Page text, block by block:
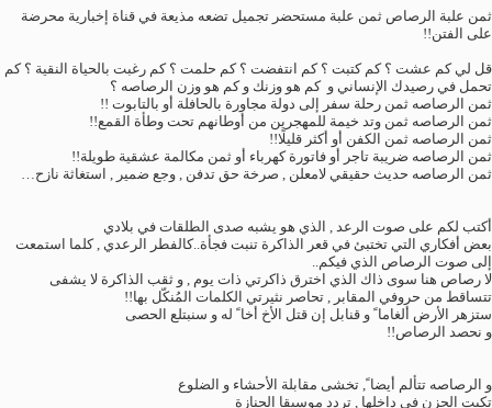
ثمن علبة الرصاص ثمن علبة مستحضر تجميل تضعه مذيعة في قناة إخبارية محرضة
على الفتن!!
قل لي كم عشت ؟ كم كتبت ؟ كم انتفضت ؟ كم حلمت ؟ كم رغبت بالحياة النقية ؟ كم
تحمل في رصيدك الإنساني و كم هو وزنك و كم هو وزن الرصاصه ؟
ثمن الرصاصه ثمن رحلة سفر إلى دولة مجاورة بالحافلة أو بالتابوت !!
ثمن الرصاصه ثمن وتد خيمة للمهجرين من أوطانهم تحت وطأة القمع!!
ثمن الرصاصه ثمن الكفن أو أكثر قليلًا!!
ثمن الرصاصه ضريبة تاجر أو فاتورة كهرباء أو ثمن مكالمة عشقية طويلة!!
ثمن الرصاصه حديث حقيقي لامعلن , صرخة حق تدفن , وجع ضمير , استغاثة نازح…
أكتب لكم على صوت الرعد , الذي هو يشبه صدى الطلقات في بلادي
بعض أفكاري التي تختبئ في قعر الذاكرة تنبت فجأة..كالفطر الرعدي , كلما استمعت
إلى صوت الرصاص الذي فيكم..
لا رصاص هنا سوى ذاك الذي اخترق ذاكرتي ذات يوم , و ثقب الذاكرة لا يشفى
تتساقط من حروفي المقابر , تحاصر نثيرتي الكلمات المُنكّل بها!!
ستزهر الأرض ألغاما ً و قنابل إن قتل الأخ أخا ً له و سنبتلع الحصى
و نحصد الرصاص!!
و الرصاصه تتألم أيضا ً, تخشى مقابلة الأحشاء و الضلوع
تكبت الحزن في داخلها , تردد موسيقا الجنازة